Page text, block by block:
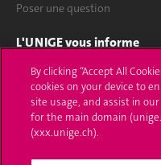
Poser une question
L'UNIGE vous informe
UNIGE Mobile
Médias
Offres d'emploi
By clicking “Accept All
cookies on your device to
site usage, and assist in
for the main domain
(xxx.unige.ch).